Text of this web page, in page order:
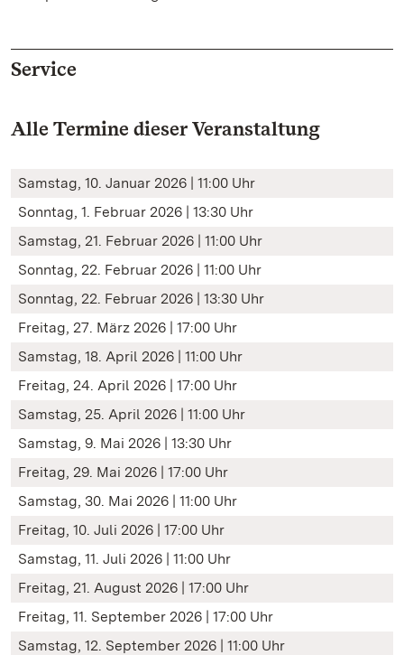
Service
Alle Termine dieser Veranstaltung
Samstag, 10. Januar 2026 | 11:00 Uhr
Sonntag, 1. Februar 2026 | 13:30 Uhr
Samstag, 21. Februar 2026 | 11:00 Uhr
Sonntag, 22. Februar 2026 | 11:00 Uhr
Sonntag, 22. Februar 2026 | 13:30 Uhr
Freitag, 27. März 2026 | 17:00 Uhr
Samstag, 18. April 2026 | 11:00 Uhr
Freitag, 24. April 2026 | 17:00 Uhr
Samstag, 25. April 2026 | 11:00 Uhr
Samstag, 9. Mai 2026 | 13:30 Uhr
Freitag, 29. Mai 2026 | 17:00 Uhr
Samstag, 30. Mai 2026 | 11:00 Uhr
Freitag, 10. Juli 2026 | 17:00 Uhr
Samstag, 11. Juli 2026 | 11:00 Uhr
Freitag, 21. August 2026 | 17:00 Uhr
Freitag, 11. September 2026 | 17:00 Uhr
Samstag, 12. September 2026 | 11:00 Uhr